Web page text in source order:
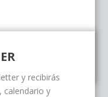
y recibirás
calendario y